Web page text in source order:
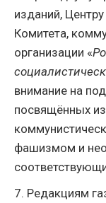
изданий,
Комитета,
организации «
внимание на
посвящённых
фашизмом и
7. Редакциям